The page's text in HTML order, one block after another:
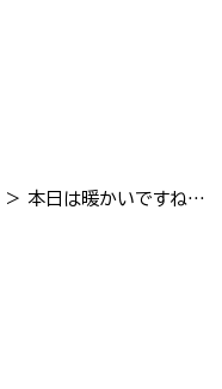
> 本日は暖かいですね…